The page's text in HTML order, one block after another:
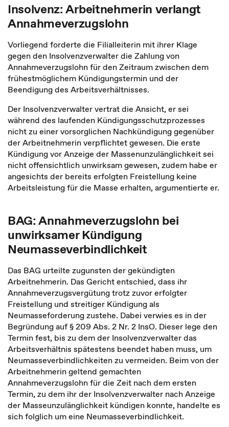
Insolvenz: Arbeitnehmerin verlangt
Annahmeverzugslohn
Vorliegend forderte die Filialleiterin mit ihrer Klage
gegen den Insolvenzverwalter die Zahlung von
Annahmeverzugslohn für den Zeitraum zwischen dem
frühestmöglichem Kündigungstermin und der
Beendigung des Arbeitsverhältnisses.
Der Insolvenzverwalter vertrat die Ansicht, er sei
während des laufenden Kündigungsschutzprozesses
nicht zu einer vorsorglichen Nachkündigung gegenüber
der Arbeitnehmerin verpflichtet gewesen. Die erste
Kündigung vor Anzeige der Massenunzulänglichkeit sei
nicht offensichtlich unwirksam gewesen, zudem habe er
angesichts der bereits erfolgten Freistellung keine
Arbeitsleistung für die Masse erhalten, argumentierte er.
BAG: Annahmeverzugslohn bei
unwirksamer Kündigung
Neumasseverbindlichkeit
Das BAG urteilte zugunsten der gekündigten
Arbeitnehmerin. Das Gericht entschied, dass ihr
Annahmeverzugsvergütung trotz zuvor erfolgter
Freistellung und streitiger Kündigung als
Neumasseforderung zustehe. Dabei verwies es in der
Begründung auf § 209 Abs. 2 Nr. 2 InsO. Dieser lege den
Termin fest, bis zu dem der Insolvenzverwalter das
Arbeitsverhältnis spätestens beendet haben muss, um
Neumasseverbindlichkeiten zu vermeiden. Beim von der
Arbeitnehmerin geltend gemachten
Annahmeverzugslohn für die Zeit nach dem ersten
Termin, zu dem ihr der Insolvenzverwalter nach Anzeige
der Masseunzulänglichkeit kündigen konnte, handelte es
sich folglich um eine Neumasseverbindlichkeit.